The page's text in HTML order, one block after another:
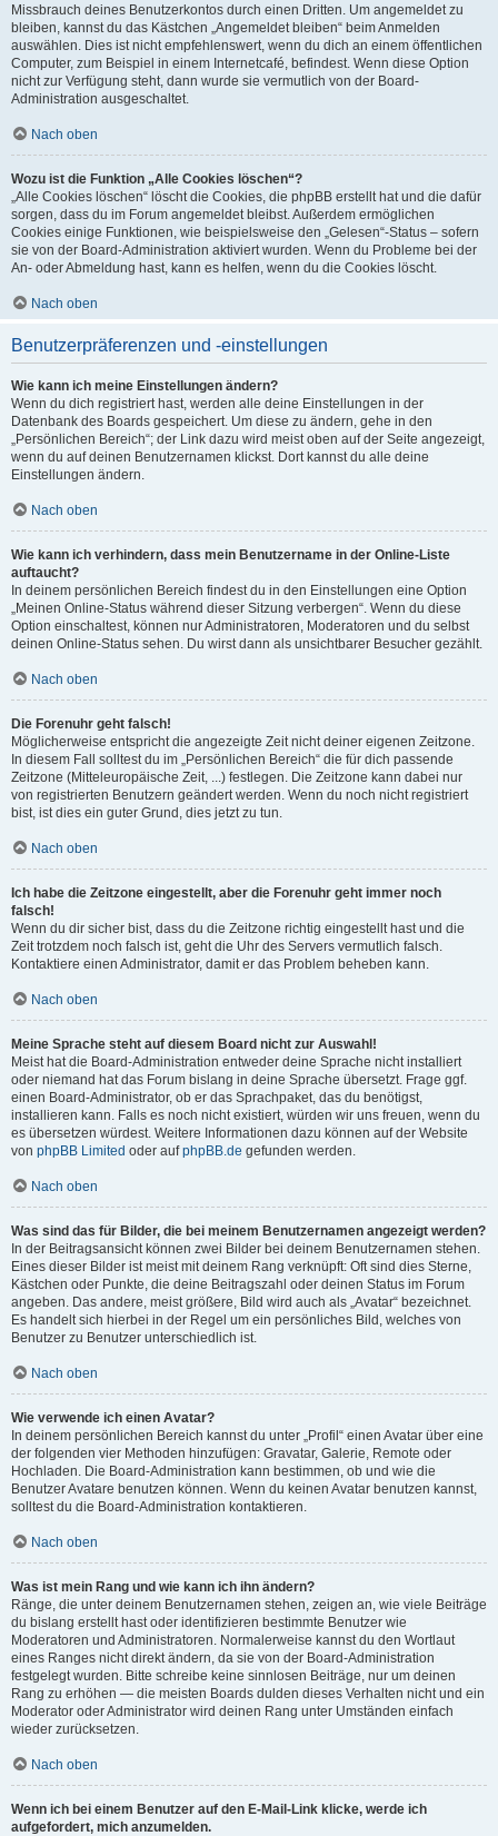
Missbrauch deines Benutzerkontos durch einen Dritten. Um angemeldet zu
bleiben, kannst du das Kästchen „Angemeldet bleiben“ beim Anmelden
auswählen. Dies ist nicht empfehlenswert, wenn du dich an einem öffentlichen
Computer, zum Beispiel in einem Internetcafé, befindest. Wenn diese Option
nicht zur Verfügung steht, dann wurde sie vermutlich von der Board-
Administration ausgeschaltet.
Nach oben
Wozu ist die Funktion „Alle Cookies löschen“?
„Alle Cookies löschen“ löscht die Cookies, die phpBB erstellt hat und die dafür
sorgen, dass du im Forum angemeldet bleibst. Außerdem ermöglichen
Cookies einige Funktionen, wie beispielsweise den „Gelesen“-Status – sofern
sie von der Board-Administration aktiviert wurden. Wenn du Probleme bei der
An- oder Abmeldung hast, kann es helfen, wenn du die Cookies löscht.
Nach oben
Benutzerpräferenzen und -einstellungen
Wie kann ich meine Einstellungen ändern?
Wenn du dich registriert hast, werden alle deine Einstellungen in der
Datenbank des Boards gespeichert. Um diese zu ändern, gehe in den
„Persönlichen Bereich“; der Link dazu wird meist oben auf der Seite angezeigt,
wenn du auf deinen Benutzernamen klickst. Dort kannst du alle deine
Einstellungen ändern.
Nach oben
Wie kann ich verhindern, dass mein Benutzername in der Online-Liste
auftaucht?
In deinem persönlichen Bereich findest du in den Einstellungen eine Option
„Meinen Online-Status während dieser Sitzung verbergen“. Wenn du diese
Option einschaltest, können nur Administratoren, Moderatoren und du selbst
deinen Online-Status sehen. Du wirst dann als unsichtbarer Besucher gezählt.
Nach oben
Die Forenuhr geht falsch!
Möglicherweise entspricht die angezeigte Zeit nicht deiner eigenen Zeitzone.
In diesem Fall solltest du im „Persönlichen Bereich“ die für dich passende
Zeitzone (Mitteleuropäische Zeit, ...) festlegen. Die Zeitzone kann dabei nur
von registrierten Benutzern geändert werden. Wenn du noch nicht registriert
bist, ist dies ein guter Grund, dies jetzt zu tun.
Nach oben
Ich habe die Zeitzone eingestellt, aber die Forenuhr geht immer noch
falsch!
Wenn du dir sicher bist, dass du die Zeitzone richtig eingestellt hast und die
Zeit trotzdem noch falsch ist, geht die Uhr des Servers vermutlich falsch.
Kontaktiere einen Administrator, damit er das Problem beheben kann.
Nach oben
Meine Sprache steht auf diesem Board nicht zur Auswahl!
Meist hat die Board-Administration entweder deine Sprache nicht installiert
oder niemand hat das Forum bislang in deine Sprache übersetzt. Frage ggf.
einen Board-Administrator, ob er das Sprachpaket, das du benötigst,
installieren kann. Falls es noch nicht existiert, würden wir uns freuen, wenn du
es übersetzen würdest. Weitere Informationen dazu können auf der Website
von phpBB Limited oder aufphpBB.de gefunden werden.
Nach oben
Was sind das für Bilder, die bei meinem Benutzernamen angezeigt werden?
In der Beitragsansicht können zwei Bilder bei deinem Benutzernamen stehen.
Eines dieser Bilder ist meist mit deinem Rang verknüpft: Oft sind dies Sterne,
Kästchen oder Punkte, die deine Beitragszahl oder deinen Status im Forum
angeben. Das andere, meist größere, Bild wird auch als „Avatar“ bezeichnet.
Es handelt sich hierbei in der Regel um ein persönliches Bild, welches von
Benutzer zu Benutzer unterschiedlich ist.
Nach oben
Wie verwende ich einen Avatar?
In deinem persönlichen Bereich kannst du unter „Profil“ einen Avatar über eine
der folgenden vier Methoden hinzufügen: Gravatar, Galerie, Remote oder
Hochladen. Die Board-Administration kann bestimmen, ob und wie die
Benutzer Avatare benutzen können. Wenn du keinen Avatar benutzen kannst,
solltest du die Board-Administration kontaktieren.
Nach oben
Was ist mein Rang und wie kann ich ihn ändern?
Ränge, die unter deinem Benutzernamen stehen, zeigen an, wie viele Beiträge
du bislang erstellt hast oder identifizieren bestimmte Benutzer wie
Moderatoren und Administratoren. Normalerweise kannst du den Wortlaut
eines Ranges nicht direkt ändern, da sie von der Board-Administration
festgelegt wurden. Bitte schreibe keine sinnlosen Beiträge, nur um deinen
Rang zu erhöhen — die meisten Boards dulden dieses Verhalten nicht und ein
Moderator oder Administrator wird deinen Rang unter Umständen einfach
wieder zurücksetzen.
Nach oben
Wenn ich bei einem Benutzer auf den E-Mail-Link klicke, werde ich
aufgefordert, mich anzumelden.